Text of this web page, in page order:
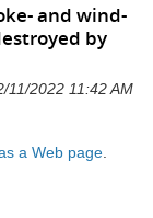
and wind-
by
11/2022 11:42 AM
a Web page